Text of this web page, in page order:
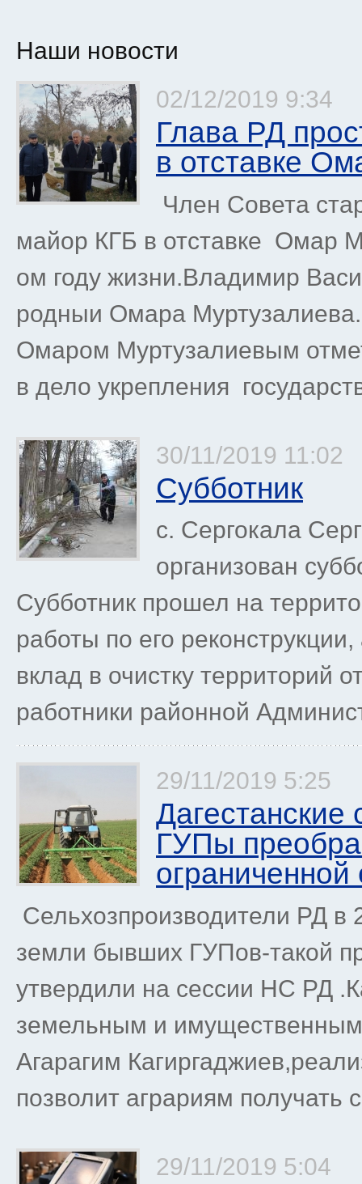
Наши новости
02/12/2019 9:34
Глава РД
в отставке
Член Совета
майор КГБ в отставке Омар
ом году жизни.Владимир
родныи Омара
Омаром Муртузалиевым
в дело укрепления
30/11/2019 11:02
Субботник
с. Сергокала
организован
Субботник прошел на
работы по его
вклад в очистку территорий
работники районной
29/11/2019 5:25
Дагестанские
ГУПы
ограниченной
Сельхозпроизводители РД в
земли бывших ГУПов-такой
утвердили на сессии НС РД
земельным и
Агарагим
позволит аграриям получать
29/11/2019 5:04
Страницы